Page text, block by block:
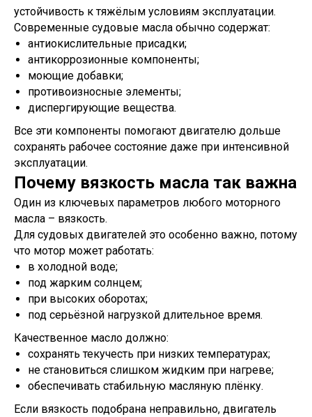
устойчивость к тяжёлым условиям эксплуатации.
Современные судовые масла обычно содержат:
антиокислительные присадки;
антикоррозионные компоненты;
моющие добавки;
противоизносные элементы;
диспергирующие вещества.
Все эти компоненты помогают двигателю дольше
сохранять рабочее состояние даже при интенсивной
эксплуатации.
Почему вязкость масла так важна
Один из ключевых параметров любого моторного
масла – вязкость.
Для судовых двигателей это особенно важно, потому
что мотор может работать:
в холодной воде;
под жарким солнцем;
при высоких оборотах;
под серьёзной нагрузкой длительное время.
Качественное масло должно:
сохранять текучесть при низких температурах;
не становиться слишком жидким при нагреве;
обеспечивать стабильную масляную плёнку.
Если вязкость подобрана неправильно, двигатель